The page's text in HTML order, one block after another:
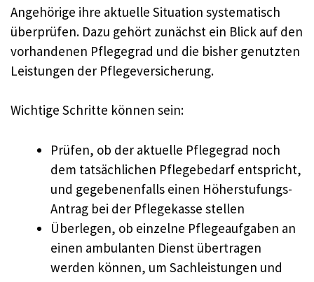
Angehörige ihre aktuelle Situation systematisch
überprüfen. Dazu gehört zunächst ein Blick auf den
vorhandenen Pflegegrad und die bisher genutzten
Leistungen der Pflegeversicherung.
Wichtige Schritte können sein:
Prüfen, ob der aktuelle Pflegegrad noch
dem tatsächlichen Pflegebedarf entspricht,
und gegebenenfalls einen Höherstufungs-
Antrag bei der Pflegekasse stellen
Überlegen, ob einzelne Pflegeaufgaben an
einen ambulanten Dienst übertragen
werden können, um Sachleistungen und